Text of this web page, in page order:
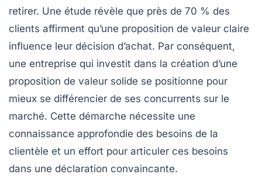
retirer. Une étude révèle que près de 70 % des
clients affirment qu’une proposition de valeur claire
influence leur décision d’achat. Par conséquent,
une entreprise qui investit dans la création d’une
proposition de valeur solide se positionne pour
mieux se différencier de ses concurrents sur le
marché. Cette démarche nécessite une
connaissance approfondie des besoins de la
clientèle et un effort pour articuler ces besoins
dans une déclaration convaincante.